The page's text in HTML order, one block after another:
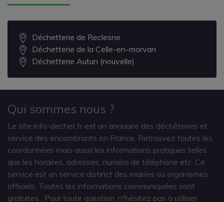
Déchetterie de Reclesne
Déchetterie de la Celle-en-morvan
Déchetterie Autun (nouvelle)
Qui sommes nous ?
Le site info-dechet.fr est un annuaire des déchèteries et
service des encombrants en France. Retrouvez toutes les
coordonnées mais aussi les informations pratiques telles
que les horaires, adresses, numéro de téléphone etc. Ce
service est un service distinct des mairies ou organismes
officiels. Toutes les informations communiquées sont
gratuites
. Pour toute question, n'hésitez pas à utiliser